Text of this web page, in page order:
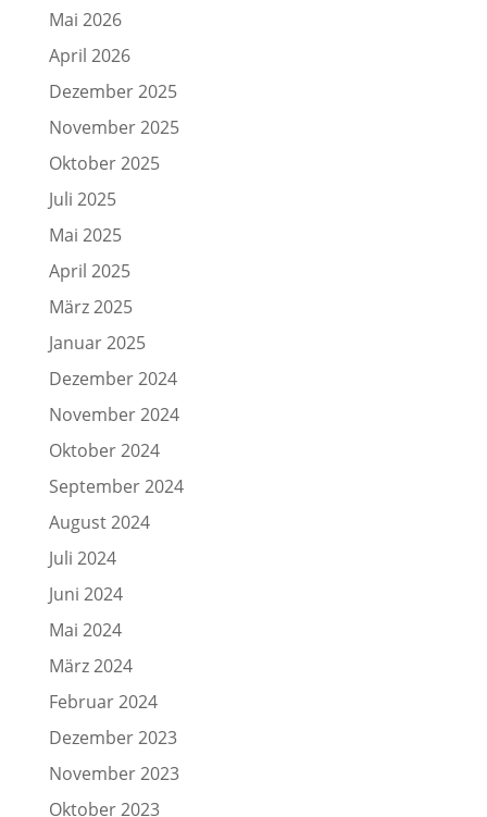
Mai 2026
April 2026
Dezember 2025
November 2025
Oktober 2025
Juli 2025
Mai 2025
April 2025
März 2025
Januar 2025
Dezember 2024
November 2024
Oktober 2024
September 2024
August 2024
Juli 2024
Juni 2024
Mai 2024
März 2024
Februar 2024
Dezember 2023
November 2023
Oktober 2023